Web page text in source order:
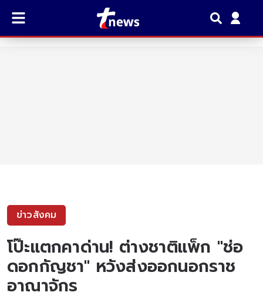
ข่าวสังคม
โป๊ะแตกคาด่าน! ต่างชาติแพ็ก "ช่อ
ดอกกัญชา" หวังส่งออกนอกราช
อาณาจักร